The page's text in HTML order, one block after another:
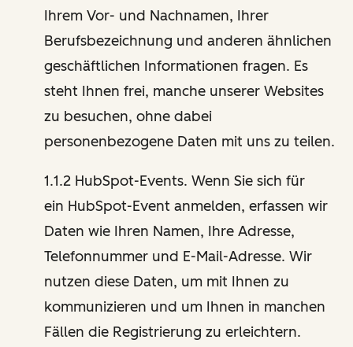
Ihrem Vor- und Nachnamen, Ihrer
Berufsbezeichnung und anderen ähnlichen
geschäftlichen Informationen fragen. Es
steht Ihnen frei, manche unserer Websites
zu besuchen, ohne dabei
personenbezogene Daten mit uns zu teilen.
1.1.2 HubSpot-Events. Wenn Sie sich für
ein HubSpot-Event anmelden, erfassen wir
Daten wie Ihren Namen, Ihre Adresse,
Telefonnummer und E-Mail-Adresse. Wir
nutzen diese Daten, um mit Ihnen zu
kommunizieren und um Ihnen in manchen
Fällen die Registrierung zu erleichtern.